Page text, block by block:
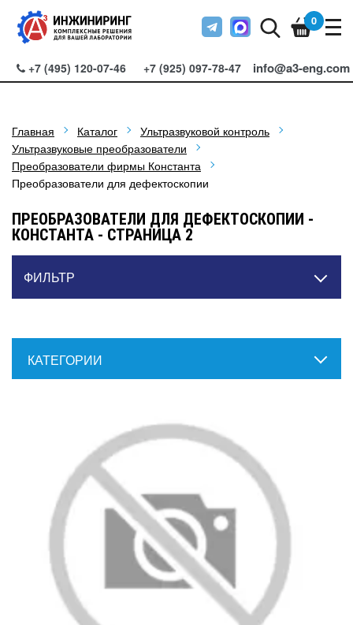
+7 (495) 120-07-46 +7 (925) 097-78-47 info@a3-eng.com
0
Главная Каталог
Ультразвуковой контроль
Ультразвуковые преобразователи
Преобразователи фирмы Константа
Преобразователи для дефектоскопии
ПРЕОБРАЗОВАТЕЛИ ДЛЯ ДЕФЕКТОСКОПИИ -
КОНСТАНТА - СТРАНИЦА 2
ФИЛЬТР
КАТЕГОРИИ